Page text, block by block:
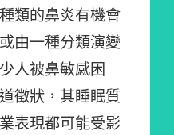
類的鼻炎有機會
由一種分類演變
人被鼻敏感困
徵狀，其睡眠質
表現都可能受影